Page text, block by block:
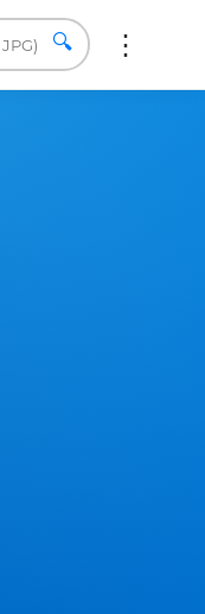
🔍